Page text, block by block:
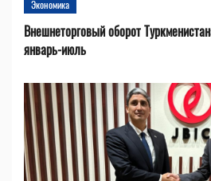
Экономика
Внешнеторговый оборот
январь-июль